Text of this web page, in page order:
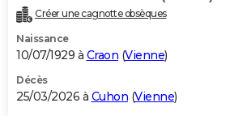
Destinations
City break
Voyage nature
Voyage de noces
Forum
Climat
+PHOTO
GUIDES D'ACHAT
BONS PLANS
Créer une cagnotte obsèques
Naissance
10/07/1929 à Craon (Vienne)
Décès
25/03/2026 à Cuhon (Vienne)